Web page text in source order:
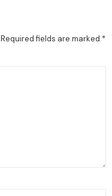
Required fields are marked *